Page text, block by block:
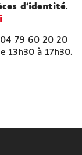
d’identité.
04 79 60 20 20
13h30 à 17h30.